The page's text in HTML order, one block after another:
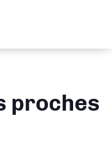
proches